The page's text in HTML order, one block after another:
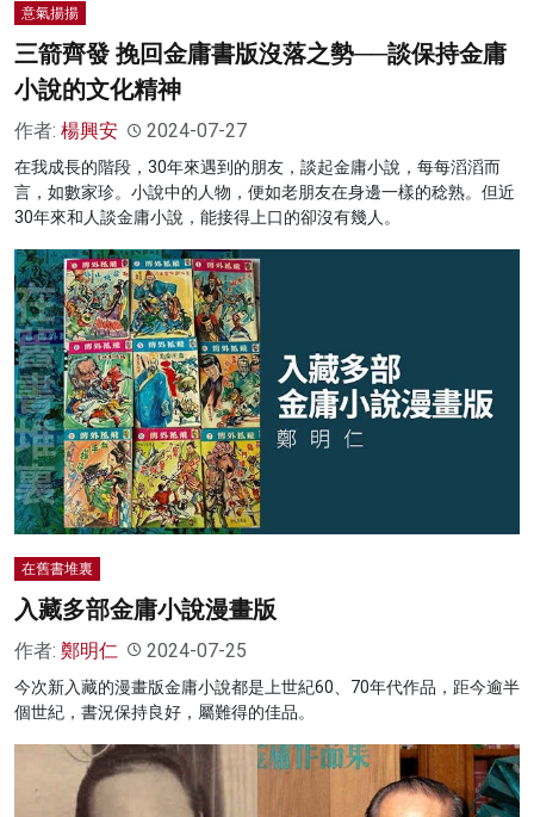
意氣揚揚
三箭齊發 挽回金庸書版沒落之勢──談保持金庸
小說的文化精神
作者: 楊興安 2024-07-27
在我成長的階段，30年來遇到的朋友，談起金庸小說，每每滔滔而
言，如數家珍。小說中的人物，便如老朋友在身邊一樣的稔熟。但近
30年來和人談金庸小說，能接得上口的卻沒有幾人。
在舊書堆裏
入藏多部金庸小說漫畫版
作者: 鄭明仁 2024-07-25
今次新入藏的漫畫版金庸小說都是上世紀60、70年代作品，距今逾半
個世紀，書況保持良好，屬難得的佳品。